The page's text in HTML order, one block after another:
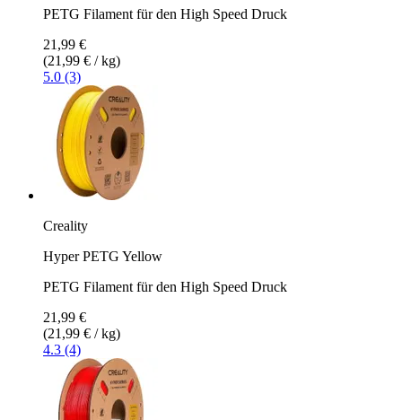
PETG Filament für den High Speed Druck
21,99 €
(21,99 € / kg)
5.0 (3)
Creality
Hyper PETG Yellow
PETG Filament für den High Speed Druck
21,99 €
(21,99 € / kg)
4.3 (4)